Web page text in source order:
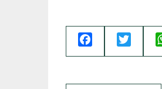
Facebook Twitter